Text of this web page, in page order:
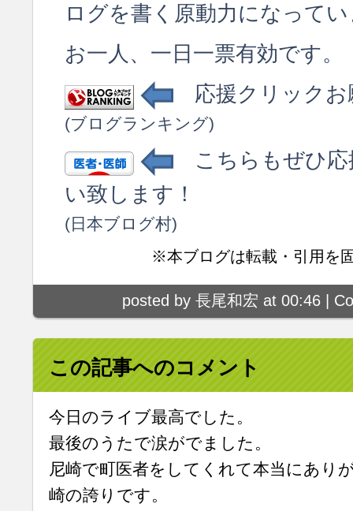
ログを書く原動力になって
お一人、一日一票有効です。
応援クリックお
(ブログランキング)
こちらもぜひ応
い致します！
(日本ブログ村)
※本ブログは転載・引用を
posted by 長尾和宏 at 00:46 |
この記事へのコメント
今日のライブ最高でした。
最後のうたで涙がでました。
尼崎で町医者をしてくれて本当にあり
崎の誇りです。